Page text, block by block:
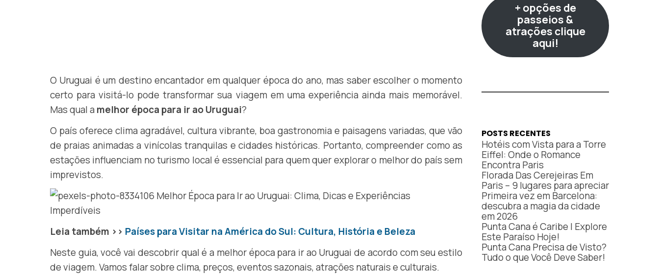
O Uruguai é um destino encantador em qualquer época do ano, mas saber escolher o momento
certo para visitá-lo pode transformar sua viagem em uma experiência ainda mais memorável.
Mas qual amelhor época para ir ao Uruguai?
O país oferece clima agradável, cultura vibrante, boa gastronomia e paisagens variadas, que vão
de praias animadas a vinícolas tranquilas e cidades históricas. Portanto, compreender como as
estações influenciam no turismo local é essencial para quem quer explorar o melhor do país sem
imprevistos.
Leia também >> Países para Visitar na América do Sul: Cultura, História e Beleza
Neste guia, você vai descobrir qual é a melhor época para ir ao Uruguai de acordo com seu estilo
de viagem. Vamos falar sobre clima, preços, eventos sazonais, atrações naturais e culturais.
+ opções de
passeios &
atrações clique
aqui!
POSTS RECENTES
Hotéis com Vista para a Torre
Eiffel: Onde o Romance
Encontra Paris
Florada Das Cerejeiras Em
Paris – 9 lugares para apreciar
Primeira vez em Barcelona:
descubra a magia da cidade
em 2026
Punta Cana é Caribe | Explore
Este Paraíso Hoje!
Punta Cana Precisa de Visto?
Tudo o que Você Deve Saber!